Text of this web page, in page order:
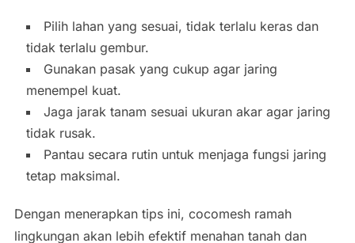
Pilih lahan yang sesuai, tidak terlalu keras dan
tidak terlalu gembur.
Gunakan pasak yang cukup agar jaring
menempel kuat.
Jaga jarak tanam sesuai ukuran akar agar jaring
tidak rusak.
Pantau secara rutin untuk menjaga fungsi jaring
tetap maksimal.
Dengan menerapkan tips ini, cocomesh ramah
lingkungan akan lebih efektif menahan tanah dan